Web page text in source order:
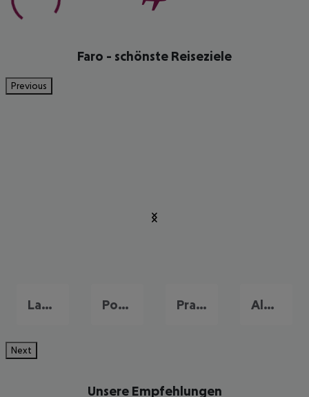
Faro - schönste Reiseziele
Previous
Lagos Portimão Praia da Falesia Albufeira
Next
Unsere Empfehlungen